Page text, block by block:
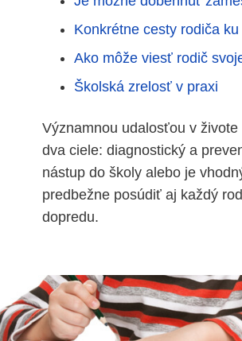
Konkrétne cesty rodiča
Ako môže viesť rodič
Školská zrelosť v praxi
Významnou udalosťou v
dva ciele: diagnostický a
nástup do školy alebo je
predbežne posúdiť aj každý
dopredu.